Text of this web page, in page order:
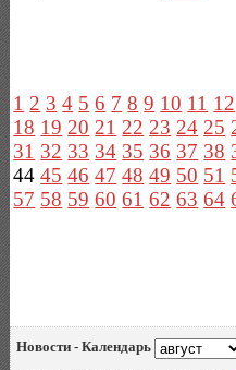
1 2 3 4 5 6 7 8 9 10 11 12
18 19 20 21 22 23 24 25
31 32 33 34 35 36 37 38
44 45 46 47 48 49 50 51
57 58 59 60 61 62 63 64
Новости - Календарь